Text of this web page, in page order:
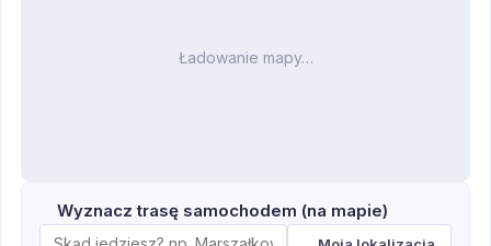
Ładowanie mapy…
Wyznacz trasę samochodem (na mapie)